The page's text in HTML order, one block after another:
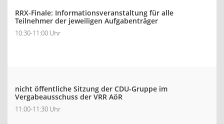
RRX-Finale: Informationsveranstaltung für alle
Teilnehmer der jeweiligen Aufgabenträger
10:30-11:00 Uhr
nicht öffentliche Sitzung der CDU-Gruppe im
Vergabeausschuss der VRR AöR
11:00-11:30 Uhr